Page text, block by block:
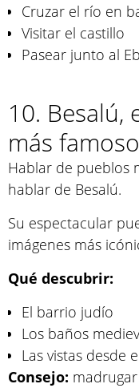
Cruzar el río en
Visitar el castillo
Pasear junto al
10. Besalú,
más
Hablar de pueblos
hablar de Besalú.
Su espectacular
imágenes más
Qué descubrir:
El barrio judío
Los baños
Las vistas desde
Consejo: